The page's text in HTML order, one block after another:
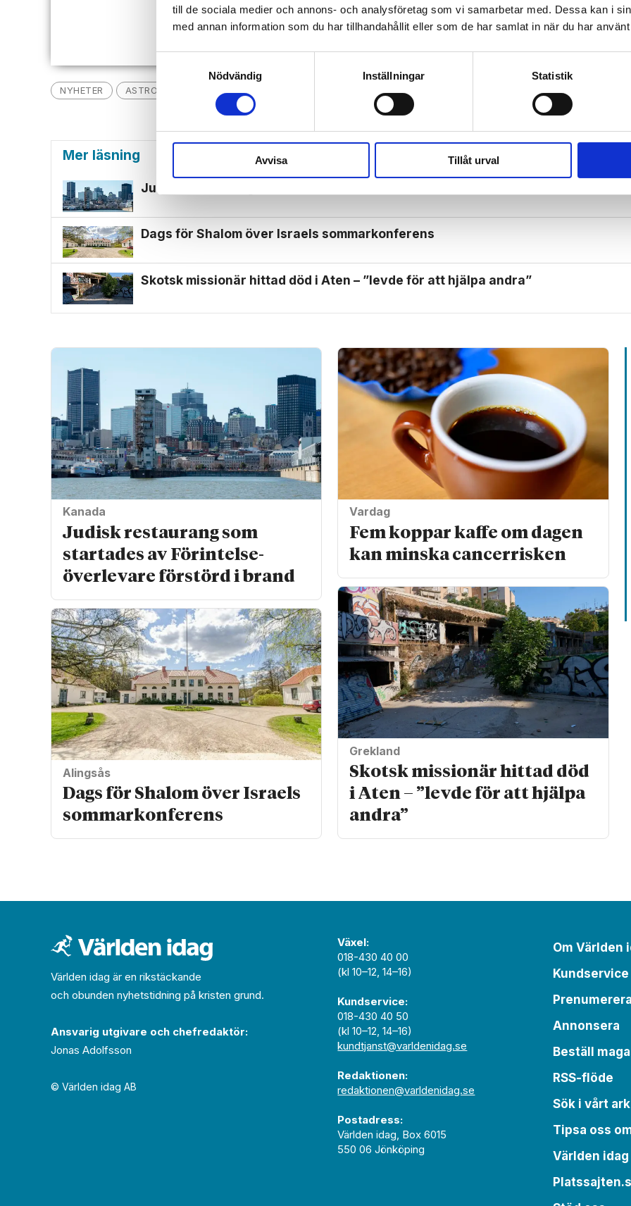
till de sociala medier och annons- och analysföretag som vi samarbetar med. Dessa kan i
med annan information som du har tillhandahållit eller som de har samlat in när du har
Nödvändig
Inställningar Statistik
Avvisa Tillåt urval
Mina Sidor
NYHETER ASTRONAUT
Mer läsning
Judisk restaurang som startades av Förintelse­överlevare förstörd i brand
Dags för Shalom över Israels sommarkonferens
Skotsk missionär hittad död i Aten – ”levde för att hjälpa andra”
Kanada
Judisk restaurang som
startades av Förintelse­
överlevare förstörd i brand
Alingsås
Dags för Shalom över Israels
sommarkonferens
Vardag
Fem koppar kaffe om dagen
kan minska cancer­risken
Grekland
Skotsk missionär hittad död
i Aten – ”levde för att hjälpa
andra”
Världen idag är en rikstäckande
och obunden nyhets­­­tidning på kristen grund.
Ansvarig utgivare och chef­redaktör:
Jonas Adolfsson
© Världen idag AB
Växel:
018-430 40 00
(kl 10–12, 14–16)
Kundservice:
018-430 40 50
(kl 10–12, 14–16)
kundtjanst@varldenidag.se
Redaktionen:
redaktionen@varldenidag.se
Postadress:
Världen idag, Box 6015
550 06 Jönköping
Om Världen
Kundservice
Annonsera
Beställ
RSS-flöde
Sök i vårt
Tipsa oss
Världen